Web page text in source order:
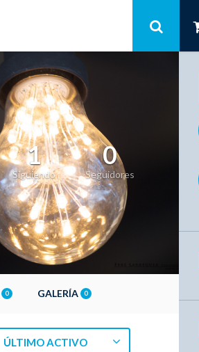
1
Siguiendo
0
Seguidores
0 GALERÍA 0
ÚLTIMO ACTIVO